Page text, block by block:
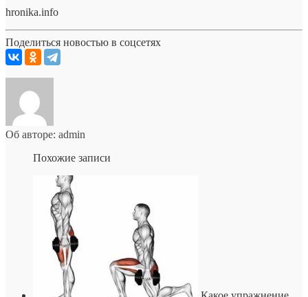
hronika.info
Поделиться новостью в соцсетях
Об авторе: admin
Похожие записи